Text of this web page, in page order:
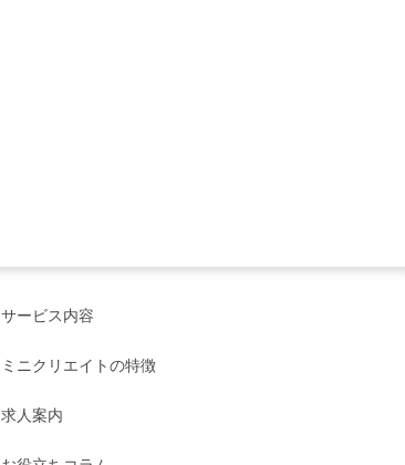
サービス内容
ミニクリエイトの特徴
求人案内